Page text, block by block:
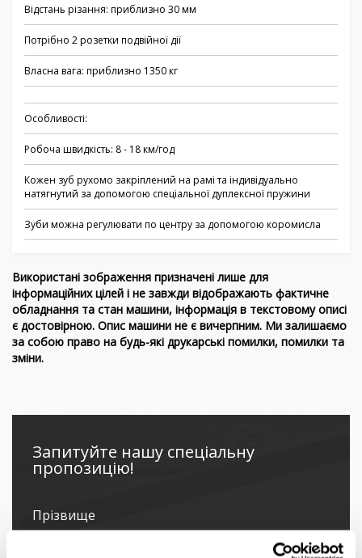
Відстань різання: приблизно 30 мм
Потрібно 2 розетки подвійної дії
Власна вага: приблизно 1350 кг
Особливості:
Робоча швидкість: 8 - 18 км/год
Кожен зуб рухомо закріплений на рамі та індивідуально
натягнутий за допомогою спеціальної дуплексної пружини
Зуби можна регулювати по центру за допомогою коромисла
Використані зображення призначені лише для
інформаційних цілей і не завжди відображають фактичне
обладнання та стан машини, інформація в текстовому описі
є достовірною. Опис машини не є вичерпним. Ми залишаємо
за собою право на будь-які друкарські помилки, помилки та
зміни.
Запитуйте нашу спеціальну
пропозицію!